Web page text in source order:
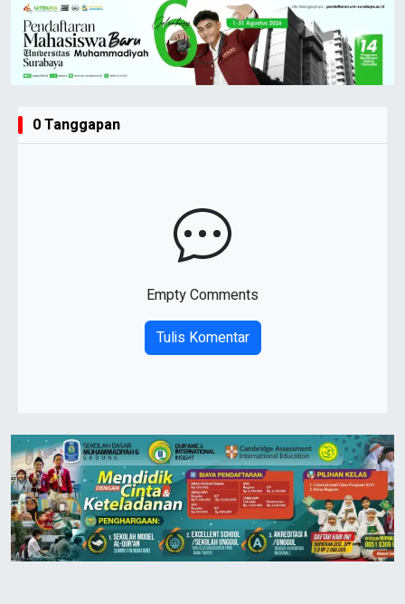
0 Tanggapan
Empty Comments
Tulis Komentar